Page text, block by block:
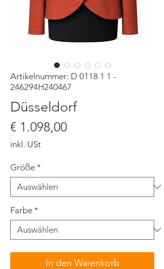
Artikelnummer: D 0118 1 1 -
246294H240467
Düsseldorf
€ 1.098,00Preis
inkl. USt
Größe *
Farbe *
In den Warenkorb